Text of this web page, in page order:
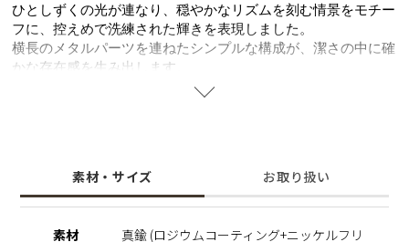
ひとしずくの光が連なり、穏やかなリズムを刻む情景をモチー
フに、控えめで洗練された輝きを表現しました。
横長のメタルパーツを連ねたシンプルな構成が、潔さの中に確
かな存在感を生み出します。
ひとつひとつのパーツが描くラインと地金ならではの柔らかな
単体ではもちろん、レイヤードスタイルにも美しく調和するブ
レスレットです。
ニッケルフリーを使用することで肌にやさしく金属アレルギー
素材・サイズ お取り扱い
素材
真鍮 (ロジウムコーティング+ニッケルフリ